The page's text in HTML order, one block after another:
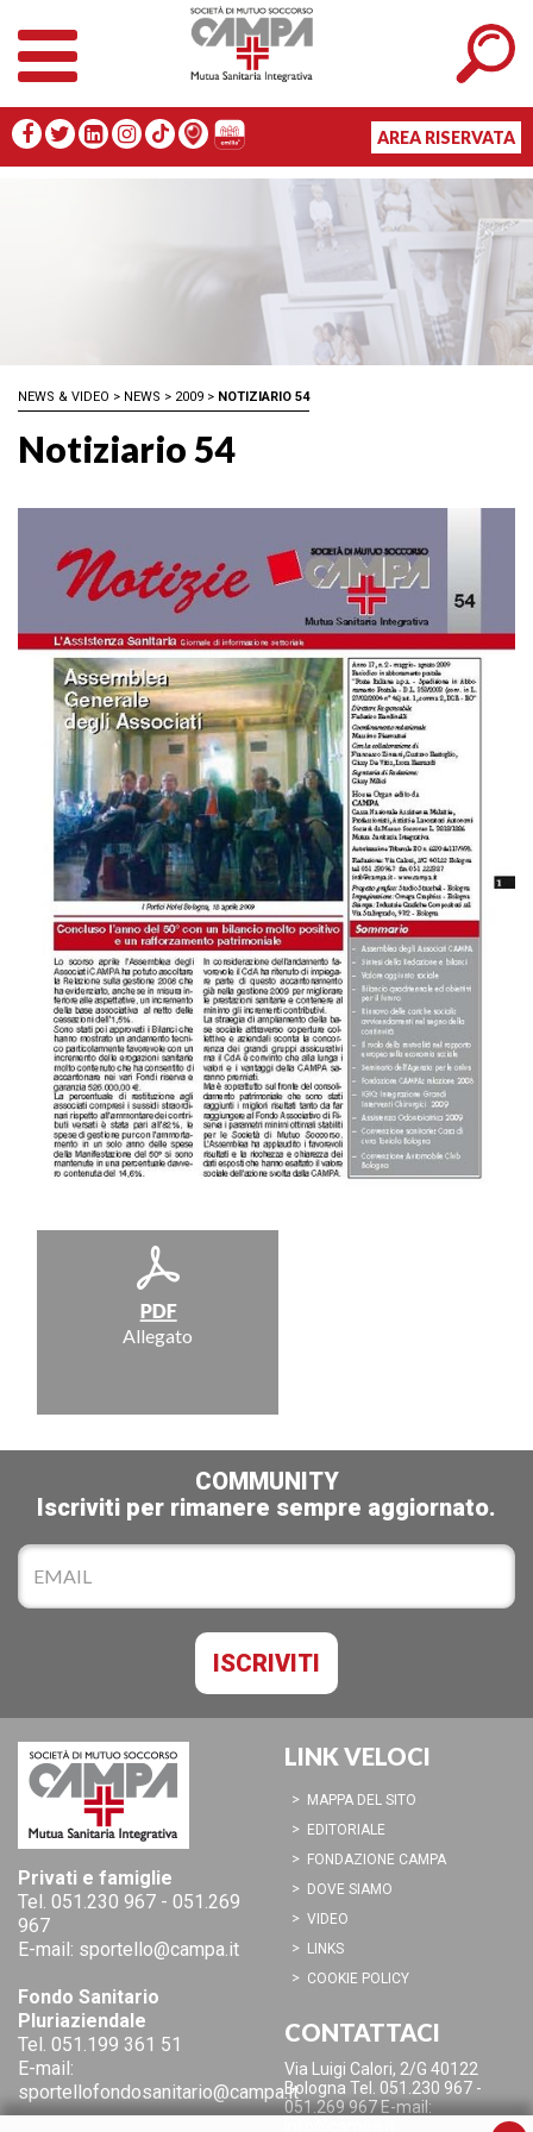
AREA RISERVATA
NEWS & VIDEO > NEWS > 2009 > NOTIZIARIO 54
Notiziario 54
Allegato
COMMUNITY
Iscriviti per rimanere sempre aggiornato.
LINK VELOCI
MAPPA DEL SITO
EDITORIALE
FONDAZIONE CAMPA
DOVE SIAMO
VIDEO
LINKS
COOKIE POLICY
CONTATTACI
Via Luigi Calori, 2/G 40122
Bologna Tel. 051.230 967 -
051.269 967E-mail:
Privati e famiglie
Tel. 051.230 967 - 051.269
967
E-mail: sportello@campa.it
Fondo Sanitario
Pluriaziendale
Tel. 051.199 361 51
E-mail:
sportellofondosanitario@campa.it